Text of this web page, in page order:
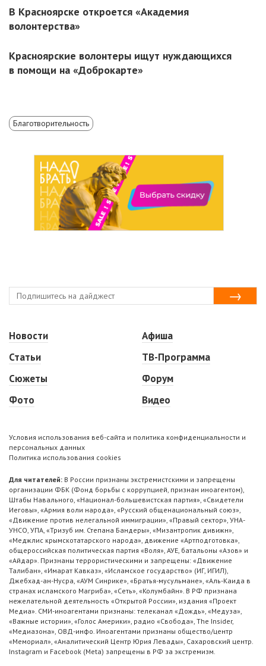
В Красноярске откроется «Академия
волонтерства»
Красноярские волонтеры ищут нуждающихся
в помощи на «Доброкарте»
Благотворительность
Новости
Статьи
Сюжеты
Фото
Афиша
ТВ-Программа
Форум
Видео
Условия использования веб-сайта и политика конфиденциальности и
персональных данных
Политика использования cookies
Для читателей: В России признаны экстремистскими и запрещены
организации ФБК (Фонд борьбы с коррупцией, признан иноагентом),
Штабы Навального, «Национал-большевистская партия», «Свидетели
Иеговы», «Армия воли народа», «Русский общенациональный союз»,
«Движение против нелегальной иммиграции», «Правый сектор», УНА-
УНСО, УПА, «Тризуб им. Степана Бандеры», «Мизантропик дивижн»,
«Меджлис крымскотатарского народа», движение «Артподготовка»,
общероссийская политическая партия «Воля», АУЕ, батальоны «Азов» и
«Айдар». Признаны террористическими и запрещены: «Движение
Талибан», «Имарат Кавказ», «Исламское государство» (ИГ, ИГИЛ),
Джебхад-ан-Нусра, «АУМ Синрике», «Братья-мусульмане», «Аль-Каида в
странах исламского Магриба», «Сеть», «Колумбайн». В РФ признана
нежелательной деятельность «Открытой России», издания «Проект
Медиа». СМИ-иноагентами признаны: телеканал «Дождь», «Медуза»,
«Важные истории», «Голос Америки», радио «Свобода», The Insider,
«Медиазона», ОВД-инфо. Иноагентами признаны общество/центр
«Мемориал», «Аналитический Центр Юрия Левады», Сахаровский центр.
Instagram и Facebook (Metа) запрещены в РФ за экстремизм.